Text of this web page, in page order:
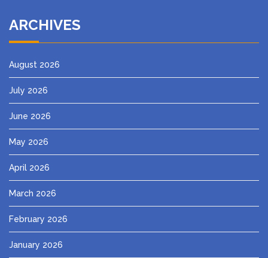
ARCHIVES
August 2026
July 2026
June 2026
May 2026
April 2026
March 2026
February 2026
January 2026